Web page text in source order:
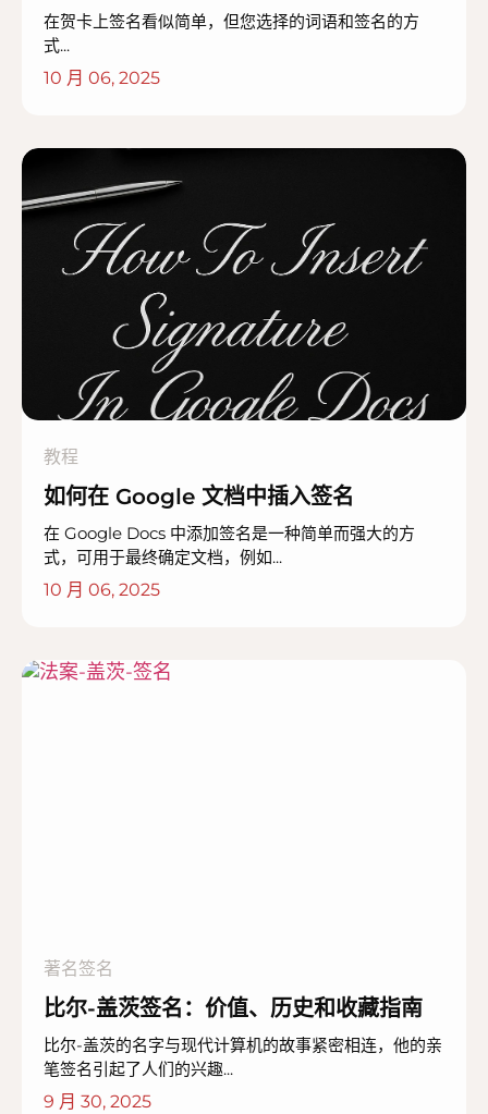
在贺卡上签名看似简单，但您选择的词语和签名的方
式...
10 月 06, 2025
教程
如何在 Google 文档中插入签名
在 Google Docs 中添加签名是一种简单而强大的方
式，可用于最终确定文档，例如...
10 月 06, 2025
著名签名
比尔-盖茨签名：价值、历史和收藏指南
比尔-盖茨的名字与现代计算机的故事紧密相连，他的亲
笔签名引起了人们的兴趣...
9 月 30, 2025